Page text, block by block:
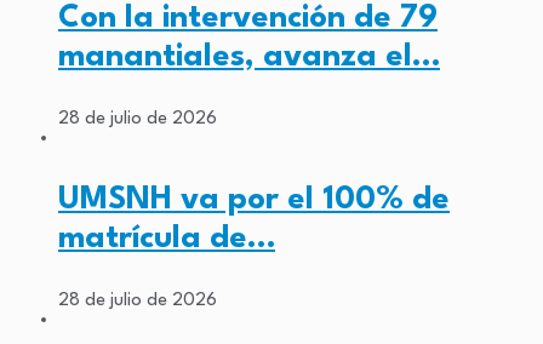
Con la intervención de 79
manantiales, avanza el…
28 de julio de 2026
UMSNH va por el 100% de
matrícula de…
28 de julio de 2026